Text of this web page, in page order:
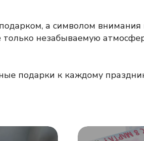
а символом
незабываемую
подарки к каждому